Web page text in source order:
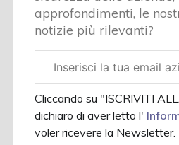
approfondimenti, le
notizie più rilevanti?
aziendale
Cliccando su "ISCRIVITI
dichiaro di aver letto l'
voler ricevere la Newsletter.